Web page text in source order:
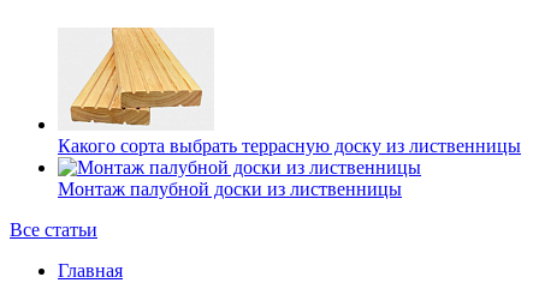
Какого сорта выбрать террасную доску из лиственницы
Монтаж палубной доски из лиственницы
Все статьи
Главная